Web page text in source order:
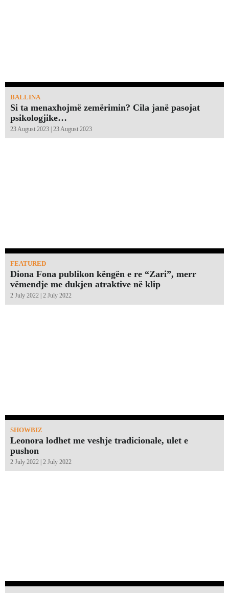
BALLINA
Si ta menaxhojmë zemërimin? Cila janë pasojat
psikologjike…
23 August 2023 | 23 August 2023
FEATURED
Diona Fona publikon këngën e re “Zari”, merr
vëmendje me dukjen atraktive në klip
2 July 2022 | 2 July 2022
SHOWBIZ
Leonora lodhet me veshje tradicionale, ulet e
pushon
2 July 2022 | 2 July 2022